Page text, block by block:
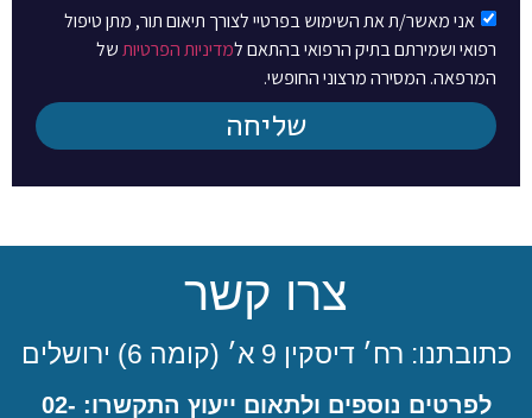
אני מאשר/ת את השימוש בפרטיי לצורך תיאום תור, מתן טיפול
רפואי ושמירתם בתיק הרפואי בהתאם למדיניות הפרטיותשל
המרפאה. המסירה מרצוני החופשי.
שליחה
צרו קשר
כתובתנו: רח׳ דיסקין 9 א׳ (קומה 6) ירושלים
לפרטים נוספים ולתאום ייעוץ התקשרו: 02-